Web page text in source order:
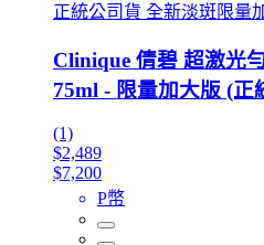
正統公司貨 全新淡斑限量
Clinique 倩碧 超激光
75ml - 限量加大版 (正
(1)
$2,489
$7,200
P幣